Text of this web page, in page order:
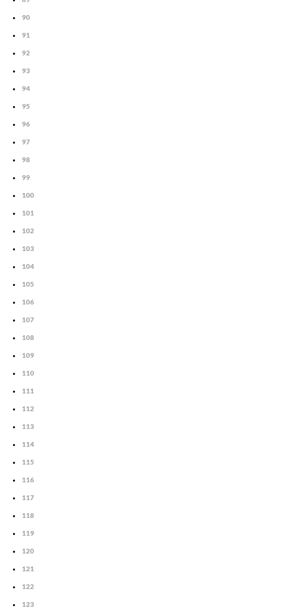
90
91
92
93
94
95
96
97
98
99
100
101
102
103
104
105
106
107
108
109
110
111
112
113
114
115
116
117
118
119
120
121
122
123